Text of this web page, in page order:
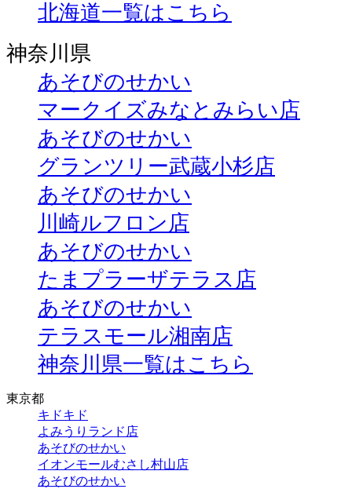
北海道一覧はこちら
神奈川県
あそびのせかい
マークイズみなとみらい店
あそびのせかい
グランツリー武蔵小杉店
あそびのせかい
川崎ルフロン店
あそびのせかい
たまプラーザテラス店
あそびのせかい
テラスモール湘南店
神奈川県一覧はこちら
東京都
キドキド
よみうりランド店
あそびのせかい
イオンモールむさし村山店
あそびのせかい